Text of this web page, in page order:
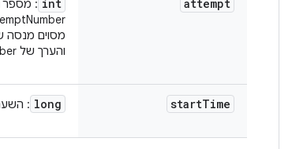
attempt
int
והערך של attemptNumber יהיה בין 0 ל-3.
startTime
long
: